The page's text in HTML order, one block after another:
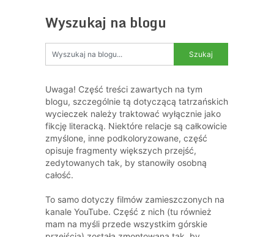
Wyszukaj na blogu
Uwaga! Część treści zawartych na tym
blogu, szczególnie tą dotyczącą tatrzańskich
wycieczek należy traktować wyłącznie jako
fikcję literacką. Niektóre relacje są całkowicie
zmyślone, inne podkoloryzowane, część
opisuje fragmenty większych przejść,
zedytowanych tak, by stanowiły osobną
całość.
To samo dotyczy filmów zamieszczonych na
kanale YouTube. Część z nich (tu również
mam na myśli przede wszystkim górskie